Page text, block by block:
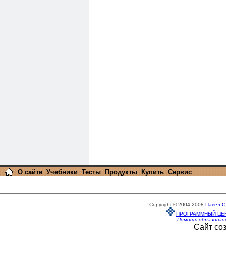
О сайте Учебники Тесты Продукты Купить Сервис
Copyright © 2004-2008 Павел
ПРОГРАММНЫЙ
Помощь
Сайт